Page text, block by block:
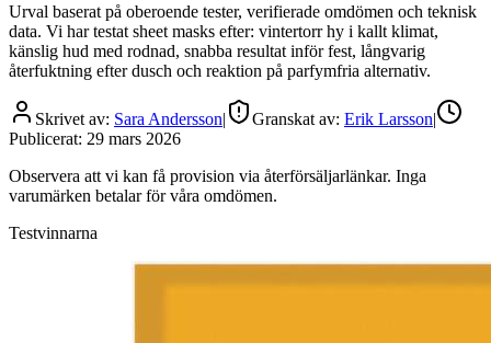
Urval baserat på oberoende tester, verifierade omdömen och teknisk
data. Vi har testat sheet masks efter: vintertorr hy i kallt klimat,
känslig hud med rodnad, snabba resultat inför fest, långvarig
återfuktning efter dusch och reaktion på parfymfria alternativ.
Skrivet av: Sara Andersson| Granskat av: Erik Larsson|
Publicerat: 29 mars 2026
Observera att vi kan få provision via återförsäljarlänkar. Inga
varumärken betalar för våra omdömen.
Testvinnarna